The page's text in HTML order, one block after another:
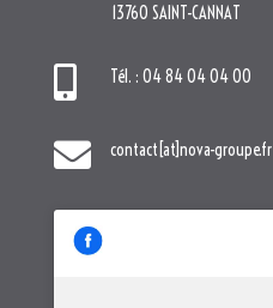
13760 SAINT-CANNAT
 Tél. : 04 84 04 04 00
 contact[at]nova-groupe.fr